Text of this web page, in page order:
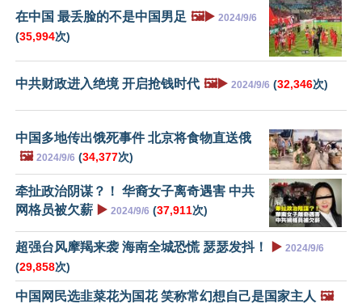
在中国 最丢脸的不是中国男足 🖼️▶️ 2024/9/6
(35,994次)
中共财政进入绝境 开启抢钱时代 🖼️▶️ 2024/9/6 (32,346次)
中国多地传出饿死事件 北京将食物直送俄
🖼️ 2024/9/6 (34,377次)
牵扯政治阴谋？！ 华裔女子离奇遇害 中共
网格员被欠薪 ▶️ 2024/9/6 (37,911次)
超强台风摩羯来袭 海南全城恐慌 瑟瑟发抖！ ▶️ 2024/9/6
(29,858次)
中国网民选韭菜花为国花 笑称常幻想自己是国家主人 🖼️